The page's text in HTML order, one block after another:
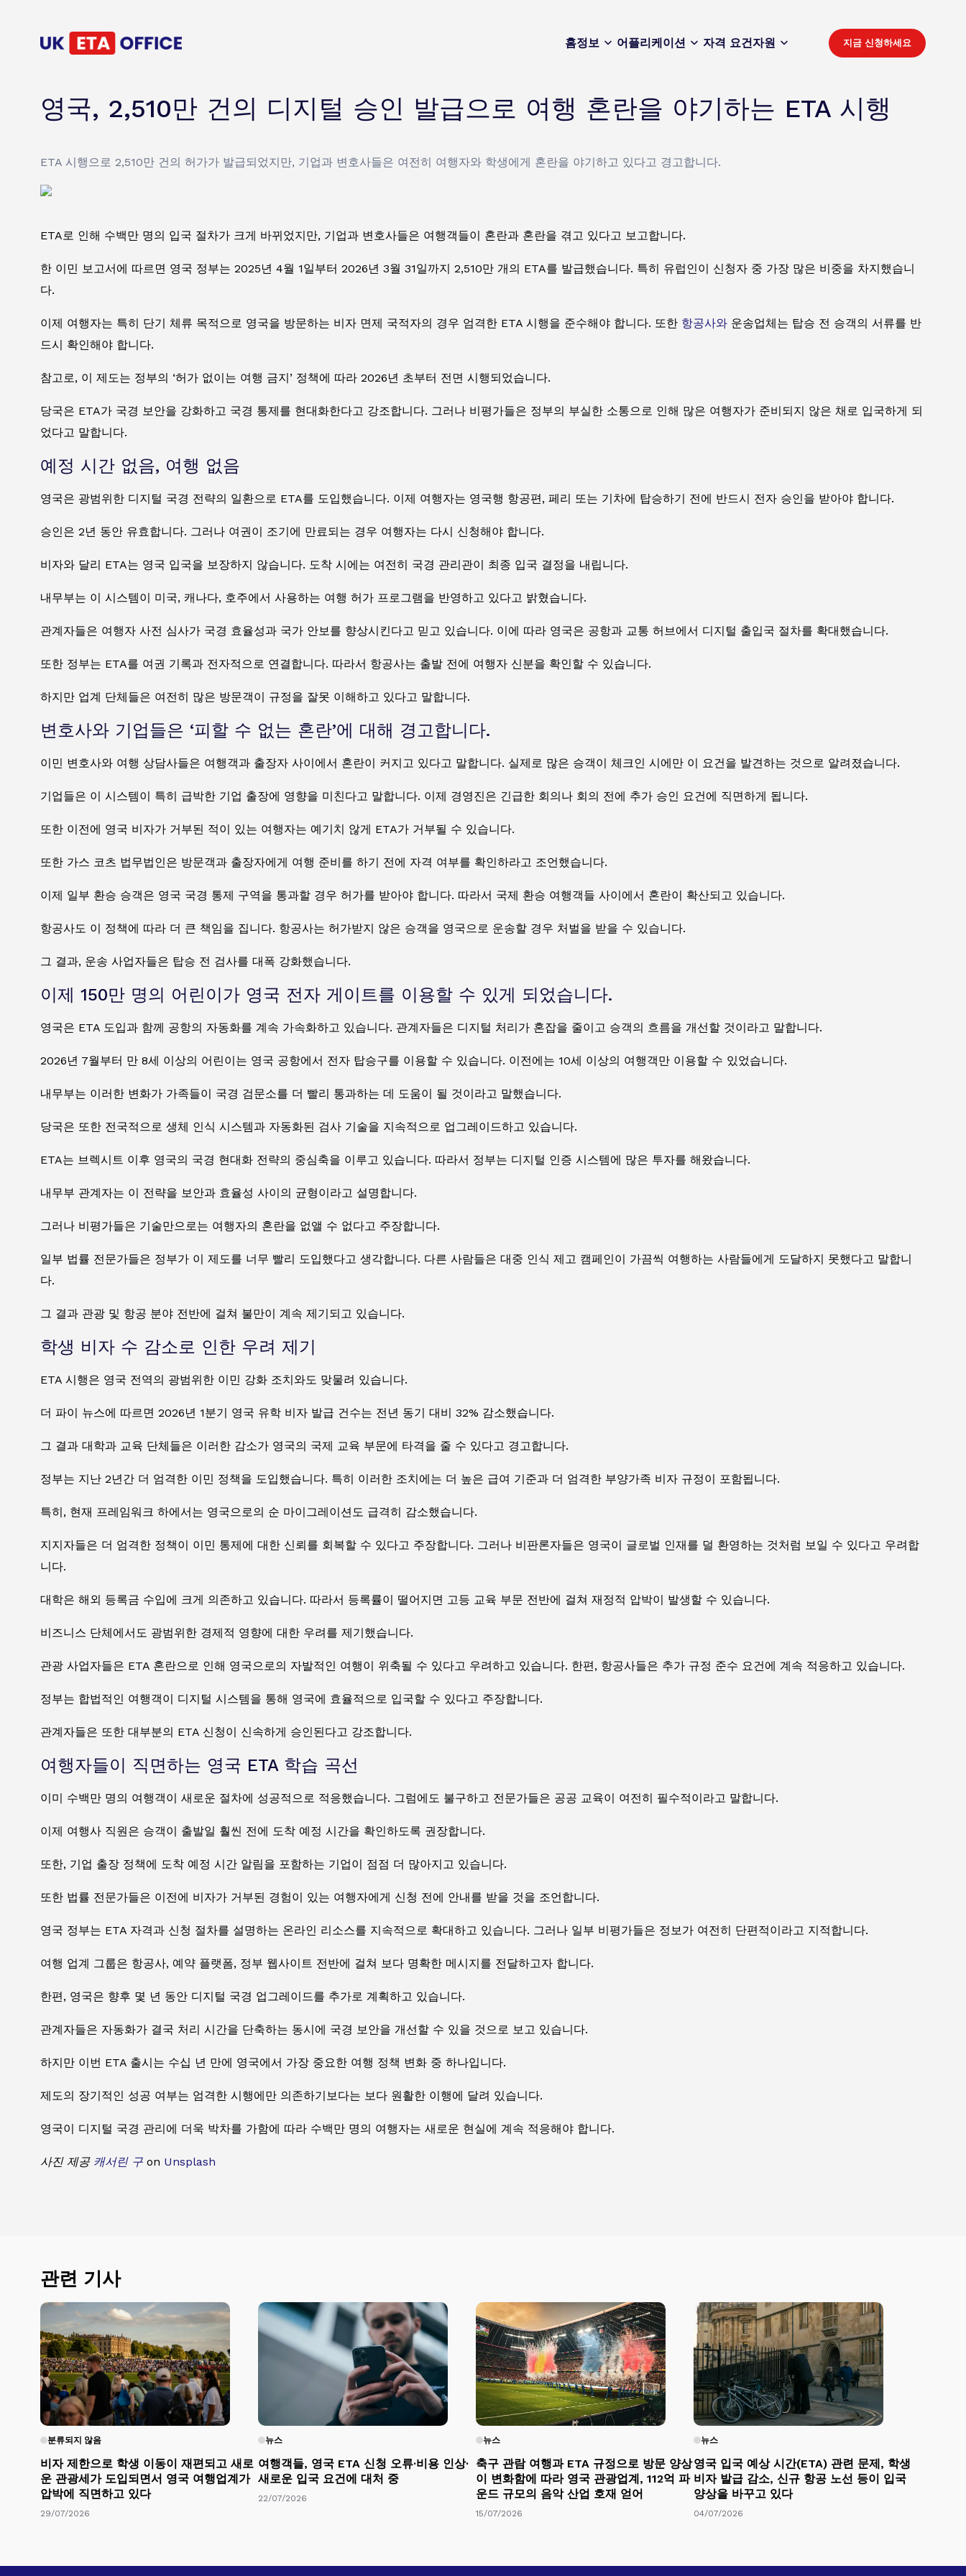
홈정보 어플리케이션 자격 요건자원 지금 신청하세요
영국, 2,510만 건의 디지털 승인 발급으로 여행 혼란을 야기하는 ETA 시행
ETA 시행으로 2,510만 건의 허가가 발급되었지만, 기업과 변호사들은 여전히 여행자와 학생에게 혼란을 야기하고 있다고 경고합니다.
ETA로 인해 수백만 명의 입국 절차가 크게 바뀌었지만, 기업과 변호사들은 여행객들이 혼란과 혼란을 겪고 있다고 보고합니다.
한 이민 보고서에 따르면 영국 정부는 2025년 4월 1일부터 2026년 3월 31일까지 2,510만 개의 ETA를 발급했습니다. 특히 유럽인이 신청자 중 가장 많은 비중을 차지했습니
다.
이제 여행자는 특히 단기 체류 목적으로 영국을 방문하는 비자 면제 국적자의 경우 엄격한 ETA 시행을 준수해야 합니다. 또한 항공사와 운송업체는 탑승 전 승객의 서류를 반
드시 확인해야 합니다.
참고로, 이 제도는 정부의 ‘허가 없이는 여행 금지’ 정책에 따라 2026년 초부터 전면 시행되었습니다.
당국은 ETA가 국경 보안을 강화하고 국경 통제를 현대화한다고 강조합니다. 그러나 비평가들은 정부의 부실한 소통으로 인해 많은 여행자가 준비되지 않은 채로 입국하게 되
었다고 말합니다.
예정 시간 없음, 여행 없음
영국은 광범위한 디지털 국경 전략의 일환으로 ETA를 도입했습니다. 이제 여행자는 영국행 항공편, 페리 또는 기차에 탑승하기 전에 반드시 전자 승인을 받아야 합니다.
승인은 2년 동안 유효합니다. 그러나 여권이 조기에 만료되는 경우 여행자는 다시 신청해야 합니다.
비자와 달리 ETA는 영국 입국을 보장하지 않습니다. 도착 시에는 여전히 국경 관리관이 최종 입국 결정을 내립니다.
내무부는 이 시스템이 미국, 캐나다, 호주에서 사용하는 여행 허가 프로그램을 반영하고 있다고 밝혔습니다.
관계자들은 여행자 사전 심사가 국경 효율성과 국가 안보를 향상시킨다고 믿고 있습니다. 이에 따라 영국은 공항과 교통 허브에서 디지털 출입국 절차를 확대했습니다.
또한 정부는 ETA를 여권 기록과 전자적으로 연결합니다. 따라서 항공사는 출발 전에 여행자 신분을 확인할 수 있습니다.
하지만 업계 단체들은 여전히 많은 방문객이 규정을 잘못 이해하고 있다고 말합니다.
변호사와 기업들은 ‘피할 수 없는 혼란’에 대해 경고합니다.
이민 변호사와 여행 상담사들은 여행객과 출장자 사이에서 혼란이 커지고 있다고 말합니다. 실제로 많은 승객이 체크인 시에만 이 요건을 발견하는 것으로 알려졌습니다.
기업들은 이 시스템이 특히 급박한 기업 출장에 영향을 미친다고 말합니다. 이제 경영진은 긴급한 회의나 회의 전에 추가 승인 요건에 직면하게 됩니다.
또한 이전에 영국 비자가 거부된 적이 있는 여행자는 예기치 않게 ETA가 거부될 수 있습니다.
또한 가스 코츠 법무법인은 방문객과 출장자에게 여행 준비를 하기 전에 자격 여부를 확인하라고 조언했습니다.
이제 일부 환승 승객은 영국 국경 통제 구역을 통과할 경우 허가를 받아야 합니다. 따라서 국제 환승 여행객들 사이에서 혼란이 확산되고 있습니다.
항공사도 이 정책에 따라 더 큰 책임을 집니다. 항공사는 허가받지 않은 승객을 영국으로 운송할 경우 처벌을 받을 수 있습니다.
그 결과, 운송 사업자들은 탑승 전 검사를 대폭 강화했습니다.
이제 150만 명의 어린이가 영국 전자 게이트를 이용할 수 있게 되었습니다.
영국은 ETA 도입과 함께 공항의 자동화를 계속 가속화하고 있습니다. 관계자들은 디지털 처리가 혼잡을 줄이고 승객의 흐름을 개선할 것이라고 말합니다.
2026년 7월부터 만 8세 이상의 어린이는 영국 공항에서 전자 탑승구를 이용할 수 있습니다. 이전에는 10세 이상의 여행객만 이용할 수 있었습니다.
내무부는 이러한 변화가 가족들이 국경 검문소를 더 빨리 통과하는 데 도움이 될 것이라고 말했습니다.
당국은 또한 전국적으로 생체 인식 시스템과 자동화된 검사 기술을 지속적으로 업그레이드하고 있습니다.
ETA는 브렉시트 이후 영국의 국경 현대화 전략의 중심축을 이루고 있습니다. 따라서 정부는 디지털 인증 시스템에 많은 투자를 해왔습니다.
내무부 관계자는 이 전략을 보안과 효율성 사이의 균형이라고 설명합니다.
그러나 비평가들은 기술만으로는 여행자의 혼란을 없앨 수 없다고 주장합니다.
일부 법률 전문가들은 정부가 이 제도를 너무 빨리 도입했다고 생각합니다. 다른 사람들은 대중 인식 제고 캠페인이 가끔씩 여행하는 사람들에게 도달하지 못했다고 말합니
다.
그 결과 관광 및 항공 분야 전반에 걸쳐 불만이 계속 제기되고 있습니다.
학생 비자 수 감소로 인한 우려 제기
ETA 시행은 영국 전역의 광범위한 이민 강화 조치와도 맞물려 있습니다.
더 파이 뉴스에 따르면 2026년 1분기 영국 유학 비자 발급 건수는 전년 동기 대비 32% 감소했습니다.
그 결과 대학과 교육 단체들은 이러한 감소가 영국의 국제 교육 부문에 타격을 줄 수 있다고 경고합니다.
정부는 지난 2년간 더 엄격한 이민 정책을 도입했습니다. 특히 이러한 조치에는 더 높은 급여 기준과 더 엄격한 부양가족 비자 규정이 포함됩니다.
특히, 현재 프레임워크 하에서는 영국으로의 순 마이그레이션도 급격히 감소했습니다.
지지자들은 더 엄격한 정책이 이민 통제에 대한 신뢰를 회복할 수 있다고 주장합니다. 그러나 비판론자들은 영국이 글로벌 인재를 덜 환영하는 것처럼 보일 수 있다고 우려합
니다.
대학은 해외 등록금 수입에 크게 의존하고 있습니다. 따라서 등록률이 떨어지면 고등 교육 부문 전반에 걸쳐 재정적 압박이 발생할 수 있습니다.
비즈니스 단체에서도 광범위한 경제적 영향에 대한 우려를 제기했습니다.
관광 사업자들은 ETA 혼란으로 인해 영국으로의 자발적인 여행이 위축될 수 있다고 우려하고 있습니다. 한편, 항공사들은 추가 규정 준수 요건에 계속 적응하고 있습니다.
정부는 합법적인 여행객이 디지털 시스템을 통해 영국에 효율적으로 입국할 수 있다고 주장합니다.
관계자들은 또한 대부분의 ETA 신청이 신속하게 승인된다고 강조합니다.
여행자들이 직면하는 영국 ETA 학습 곡선
이미 수백만 명의 여행객이 새로운 절차에 성공적으로 적응했습니다. 그럼에도 불구하고 전문가들은 공공 교육이 여전히 필수적이라고 말합니다.
이제 여행사 직원은 승객이 출발일 훨씬 전에 도착 예정 시간을 확인하도록 권장합니다.
또한, 기업 출장 정책에 도착 예정 시간 알림을 포함하는 기업이 점점 더 많아지고 있습니다.
또한 법률 전문가들은 이전에 비자가 거부된 경험이 있는 여행자에게 신청 전에 안내를 받을 것을 조언합니다.
영국 정부는 ETA 자격과 신청 절차를 설명하는 온라인 리소스를 지속적으로 확대하고 있습니다. 그러나 일부 비평가들은 정보가 여전히 단편적이라고 지적합니다.
여행 업계 그룹은 항공사, 예약 플랫폼, 정부 웹사이트 전반에 걸쳐 보다 명확한 메시지를 전달하고자 합니다.
한편, 영국은 향후 몇 년 동안 디지털 국경 업그레이드를 추가로 계획하고 있습니다.
관계자들은 자동화가 결국 처리 시간을 단축하는 동시에 국경 보안을 개선할 수 있을 것으로 보고 있습니다.
하지만 이번 ETA 출시는 수십 년 만에 영국에서 가장 중요한 여행 정책 변화 중 하나입니다.
제도의 장기적인 성공 여부는 엄격한 시행에만 의존하기보다는 보다 원활한 이행에 달려 있습니다.
영국이 디지털 국경 관리에 더욱 박차를 가함에 따라 수백만 명의 여행자는 새로운 현실에 계속 적응해야 합니다.
사진 제공 캐서린 구 on Unsplash
관련 기사
분류되지 않음
비자 제한으로 학생 이동이 재편되고 새로
운 관광세가 도입되면서 영국 여행업계가
압박에 직면하고 있다
29/07/2026
뉴스
여행객들, 영국 ETA 신청 오류·비용 인상·
새로운 입국 요건에 대처 중
22/07/2026
뉴스
축구 관람 여행과 ETA 규정으로 방문 양상
이 변화함에 따라 영국 관광업계, 112억 파
운드 규모의 음악 산업 호재 얻어
15/07/2026
뉴스
영국 입국 예상 시간(ETA) 관련 문제, 학생
비자 발급 감소, 신규 항공 노선 등이 입국
양상을 바꾸고 있다
04/07/2026